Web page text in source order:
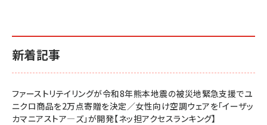
新着記事
ファーストリテイリングが令和8年熊本地震の被災地緊急支援でユ
ニクロ商品を2万点寄贈を決定／女性向け空調ウェアを「イーザッ
カマニアストア―ズ」が開発【ネッ担アクセスランキング】